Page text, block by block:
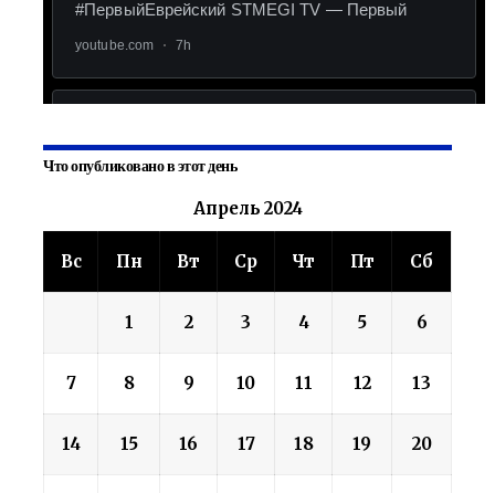
Что опубликовано в этот день
Апрель 2024
Вс Пн Вт Ср Чт Пт Сб
1 2 3 4 5 6
7 8 9 10 11 12 13
14 15 16 17 18 19 20